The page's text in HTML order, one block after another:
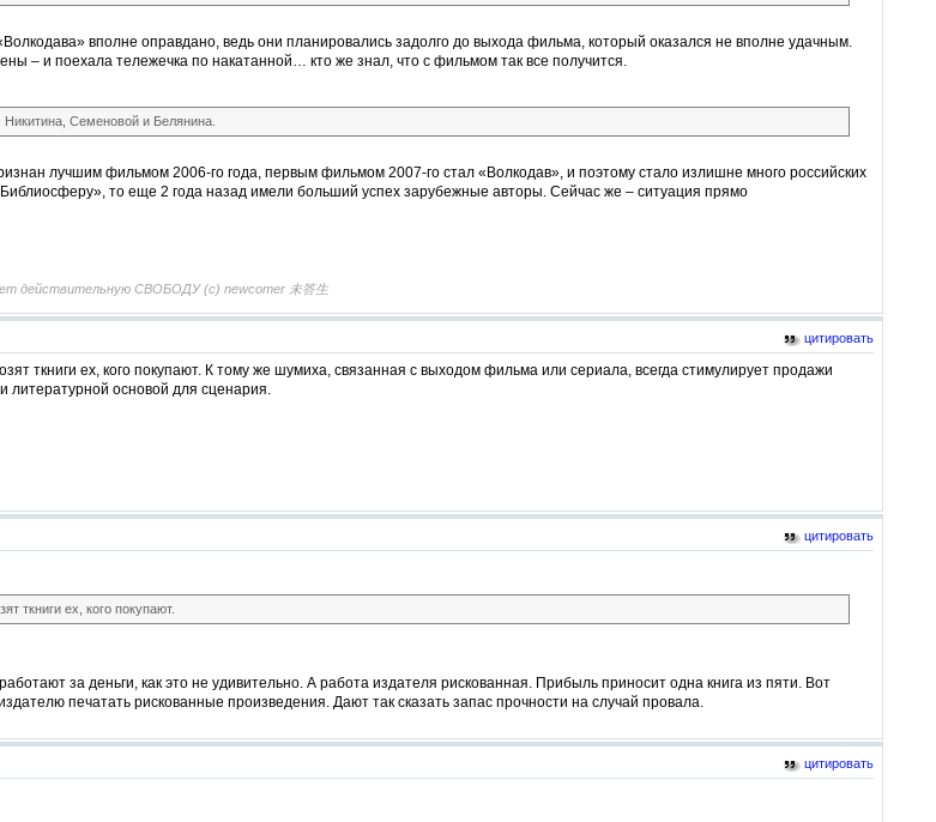
вполне оправдано, ведь они планировались задолго до выхода фильма, который оказался не вполне удачным.
– и поехала тележечка по накатанной… кто же знал, что с фильмом так все получится.
Никитина, Семеновой и Белянина.
лучшим фильмом 2006-го года, первым фильмом 2007-го стал «Волкодав», и поэтому стало излишне много российских
то еще 2 года назад имели больший успех зарубежные авторы. Сейчас же – ситуация прямо
действительную СВОБОДУ (с) newcomer 未答生
цитировать
ткниги ех, кого покупают. К тому же шумиха, связанная с выходом фильма или сериала, всегда стимулирует продажи
литературной основой для сценария.
цитировать
ткниги ех, кого покупают.
за деньги, как это не удивительно. А работа издателя рискованная. Прибыль приносит одна книга из пяти. Вот
печатать рискованные произведения. Дают так сказать запас прочности на случай провала.
цитировать